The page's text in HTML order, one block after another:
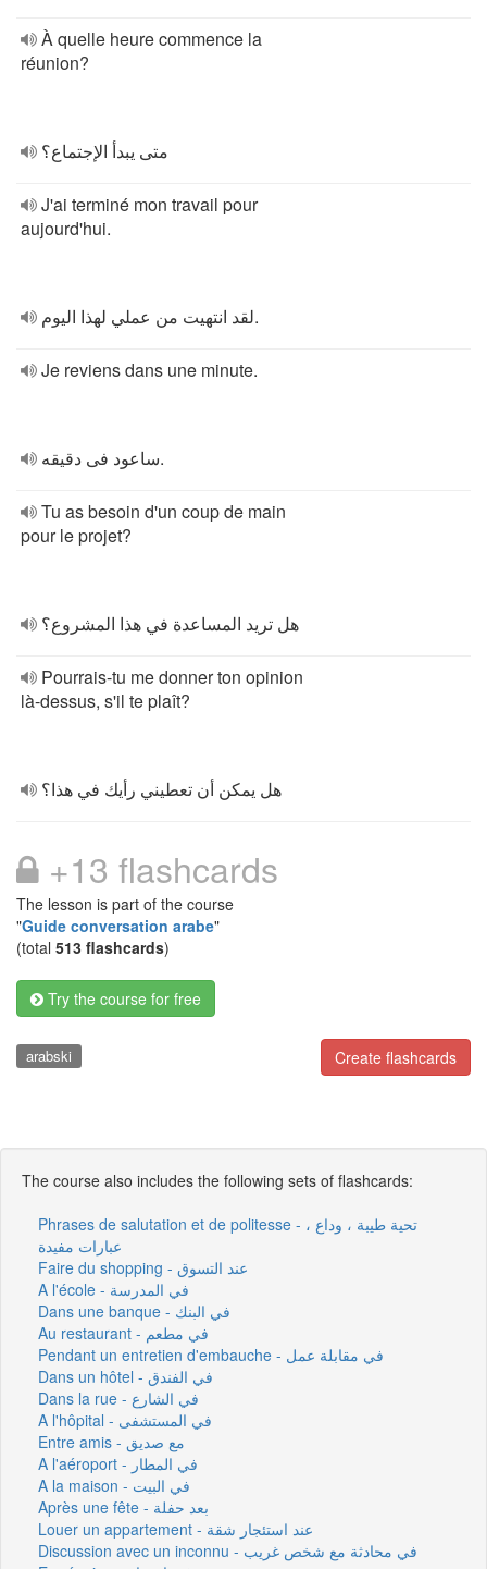
À quelle heure commence la
réunion?
متى يبدأ الإجتماع؟
J'ai terminé mon travail pour
aujourd'hui.
لقد انتهيت من عملي لهذا اليوم.
Je reviens dans une minute.
ساعود فى دقيقه.
Tu as besoin d'un coup de main
pour le projet?
هل تريد المساعدة في هذا المشروع؟
Pourrais-tu me donner ton opinion
là-dessus, s'il te plaît?
هل يمكن أن تعطيني رأيك في هذا؟
+13 flashcards
The lesson is part of the course
"Guide conversation arabe"
(total 513 flashcards)
Try the course for free
Create flashcards
arabski
The course also includes the following sets of flashcards:
Phrases de salutation et de politesse - تحية طيبة ، وداع ،
عبارات مفيدة
Faire du shopping - عند التسوق
A l'école - في المدرسة
Dans une banque - في البنك
Au restaurant - في مطعم
Pendant un entretien d'embauche - في مقابلة عمل
Dans un hôtel - في الفندق
Dans la rue - في الشارع
A l'hôpital - في المستشفى
Entre amis - مع صديق
A l'aéroport - في المطار
A la maison - في البيت
Après une fête - بعد حفلة
Louer un appartement - عند استئجار شقة
Discussion avec un inconnu - في محادثة مع شخص غريب